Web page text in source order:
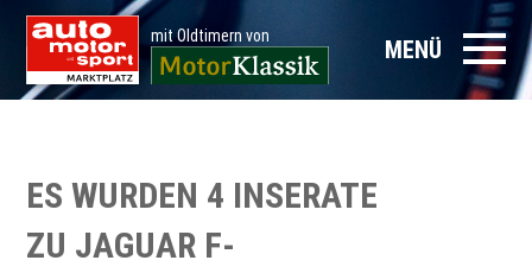
mit Oldtimern von MENÜ
ES WURDEN 4 INSERATE
ZU JAGUAR F-